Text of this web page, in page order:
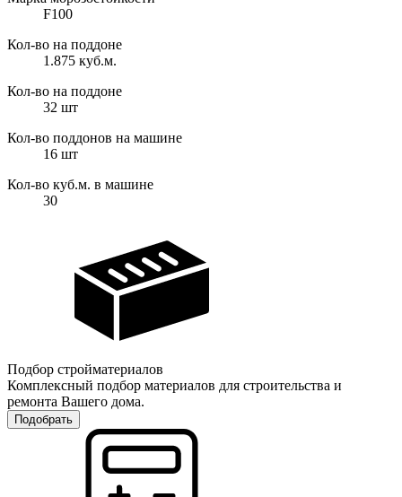
F100
Кол-во на поддоне
1.875 куб.м.
Кол-во на поддоне
32 шт
Кол-во поддонов на машине
16 шт
Кол-во куб.м. в машине
30
Подбор стройматериалов
Комплексный подбор материалов для строительства и
ремонта Вашего дома.
Подобрать